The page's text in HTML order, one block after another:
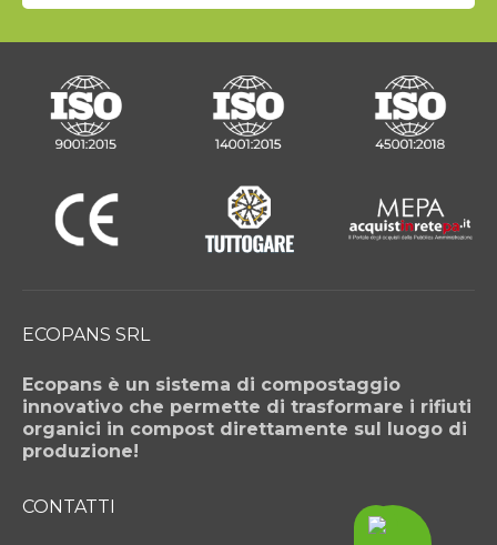
ECOPANS SRL
Ecopans è un sistema di compostaggio
innovativo che permette di trasformare i rifiuti
organici in compost direttamente sul luogo di
produzione!
CONTATTI